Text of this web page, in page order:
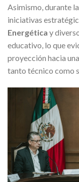
Asimismo, durante
iniciativas
Energética y
educativo, lo que
proyección hacia
tanto técnico como